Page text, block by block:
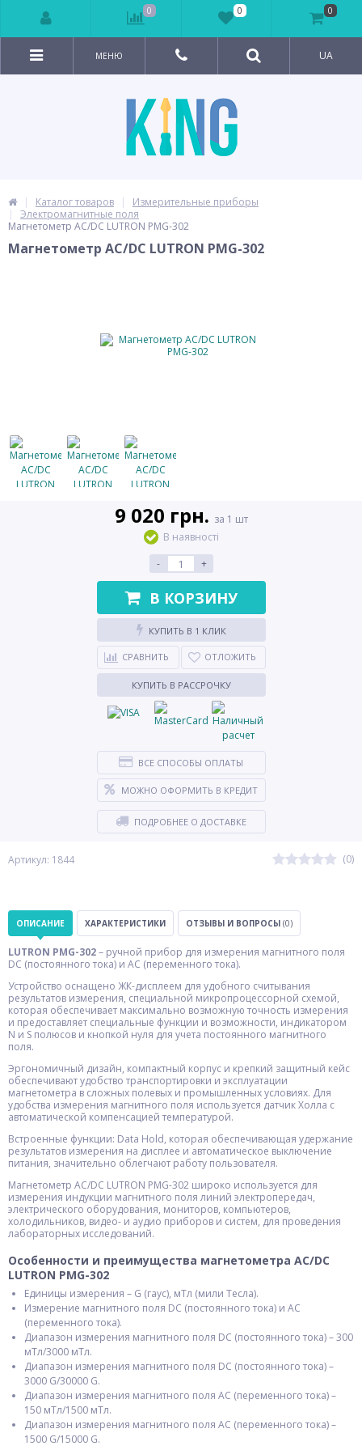
МЕНЮ UA
Каталог товаров
Измерительные приборы
Электромагнитные поля
Магнетометр AC/DC LUTRON PMG-302
Магнетометр AC/DC LUTRON PMG-302
Артикул: 1844 (0)
9 020 грн. за 1 шт
В наявності
-
+
В КОРЗИНУ
КУПИТЬ В 1 КЛИК
СРАВНИТЬ ОТЛОЖИТЬ
КУПИТЬ В РАССРОЧКУ
ВСЕ СПОСОБЫ ОПЛАТЫ
МОЖНО ОФОРМИТЬ В КРЕДИТ
ПОДРОБНЕЕ О ДОСТАВКЕ
ОПИСАНИЕ ХАРАКТЕРИСТИКИ ОТЗЫВЫ И ВОПРОСЫ (0)
LUTRON PMG-302– ручной прибор для измерения магнитного поля
DC (постоянного тока) и AC (переменного тока).
Устройство оснащено ЖК-дисплеем для удобного считывания
результатов измерения, специальной микропроцессорной схемой,
которая обеспечивает максимально возможную точность измерения
и предоставляет специальные функции и возможности, индикатором
N и S полюсов и кнопкой нуля для учета постоянного магнитного
поля.
Эргономичный дизайн, компактный корпус и крепкий защитный кейс
обеспечивают удобство транспортировки и эксплуатации
магнетометра в сложных полевых и промышленных условиях. Для
удобства измерения магнитного поля используется датчик Холла с
автоматической компенсацией температурой.
Встроенные функции: Data Hold, которая обеспечивающая удержание
результатов измерения на дисплее и автоматическое выключение
питания, значительно облегчают работу пользователя.
Магнетометр AC/DC LUTRON PMG-302 широко используется для
измерения индукции магнитного поля линий электропередач,
электрического оборудования, мониторов, компьютеров,
холодильников, видео- и аудио приборов и систем, для проведения
лабораторных исследований.
Особенности и преимущества магнетометра AC/DC
LUTRON PMG-302
Единицы измерения – G (гаус), мТл (мили Тесла).
Измерение магнитного поля DC (постоянного тока) и AC
(переменного тока).
Диапазон измерения магнитного поля DC (постоянного тока) – 300
мТл/3000 мТл.
Диапазон измерения магнитного поля DC (постоянного тока) –
3000 G/30000 G.
Диапазон измерения магнитного поля AC (переменного тока) –
150 мТл/1500 мТл.
Диапазон измерения магнитного поля AC (переменного тока) –
1500 G/15000 G.
0 0 0